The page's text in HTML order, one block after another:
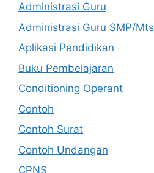
Administrasi Guru
Administrasi Guru SMP/Mts
Aplikasi Pendidikan
Buku Pembelajaran
Conditioning Operant
Contoh
Contoh Surat
Contoh Undangan
CPNS